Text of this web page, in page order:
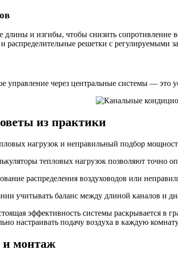
длины и изгибы, чтобы снизить сопротивление
распределительные решетки с регулируемыми
управление через центральные системы —
из практики
нагрузок и неправильный подбор
тепловых нагрузок позволяют точно
распределения воздуховодов или
учитывать баланс между длиной каналов и
эффективность системы раскрывается в
настраивать подачу воздуха в каждую
монтаж